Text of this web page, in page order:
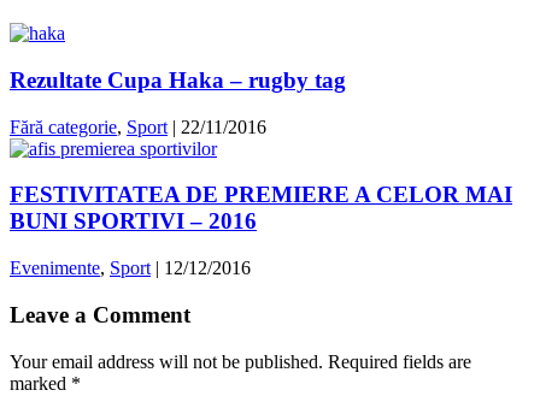
Rezultate Cupa Haka – rugby tag
Fără categorie, Sport | 22/11/2016
FESTIVITATEA DE PREMIERE A CELOR MAI
BUNI SPORTIVI – 2016
Evenimente, Sport | 12/12/2016
Leave a Comment
Your email address will not be published. Required fields are
marked *